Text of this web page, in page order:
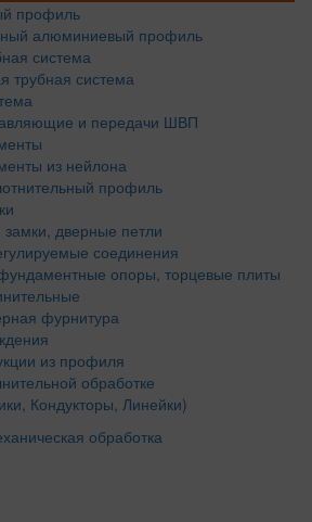
профиль
алюминиевый профиль
система
трубная система
и передачи ШВП
из нейлона
профиль
дверные петли
соединения
опоры, торцевые плиты
фурнитура
из профиля
обработке
Кондукторы, Линейки)